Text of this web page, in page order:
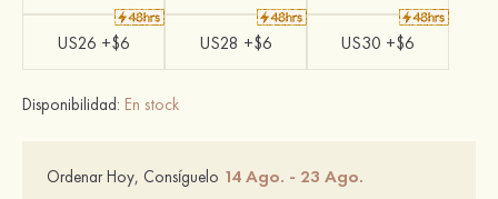
US26 +$6 US28 +$6 US30 +$6
Disponibilidad: En stock
Ordenar Hoy, Consíguelo 14 Ago. - 23 Ago.